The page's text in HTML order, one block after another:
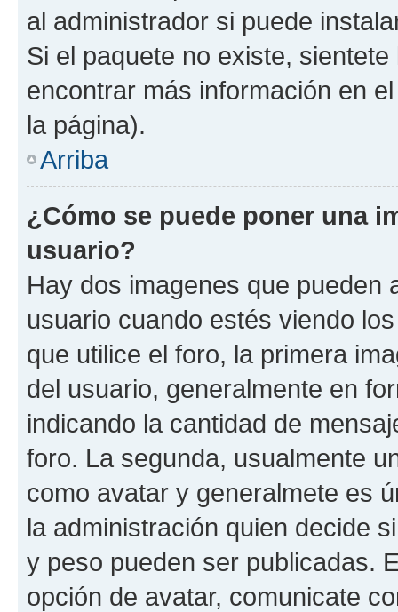
al administrador si puede
Si el paquete no existe,
encontrar más información en
la página).
Arriba
¿Cómo se puede poner una
usuario?
Hay dos imagenes que pueden
usuario cuando estés viendo
que utilice el foro, la primera
del usuario, generalmente en
indicando la cantidad de
foro. La segunda, usualmente
como avatar y generalmete es
la administración quien decide
y peso pueden ser publicadas.
opción de avatar, comunicate